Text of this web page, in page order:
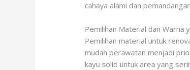
cahaya alami dan
Pemilihan Material dan Warna
Pemilihan material untuk
mudah perawatan menjadi
kayu solid untuk area yang